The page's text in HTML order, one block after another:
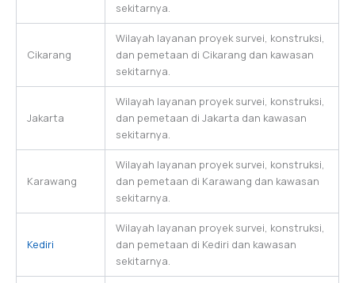
sekitarnya.
Cikarang
Wilayah layanan proyek survei, konstruksi,
dan pemetaan di Cikarang dan kawasan
sekitarnya.
Jakarta
Wilayah layanan proyek survei, konstruksi,
dan pemetaan di Jakarta dan kawasan
sekitarnya.
Karawang
Wilayah layanan proyek survei, konstruksi,
dan pemetaan di Karawang dan kawasan
sekitarnya.
Kediri
Wilayah layanan proyek survei, konstruksi,
dan pemetaan di Kediri dan kawasan
sekitarnya.